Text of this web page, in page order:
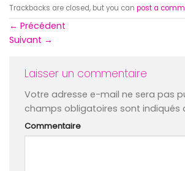
Trackbacks are closed, but you can post a
← Précédent
Suivant →
Laisser un commentaire
Votre adresse e-mail ne sera pas
champs obligatoires sont indiqués
Commentaire